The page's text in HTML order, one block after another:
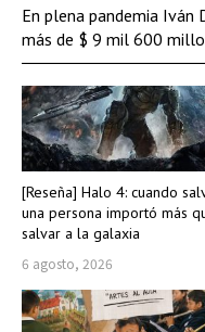
[Reseña] Halo 4: cuando
una persona importó más
salvar a la galaxia
6 agosto, 2026
En plena pandemia Iván
más de $ 9 mil 600